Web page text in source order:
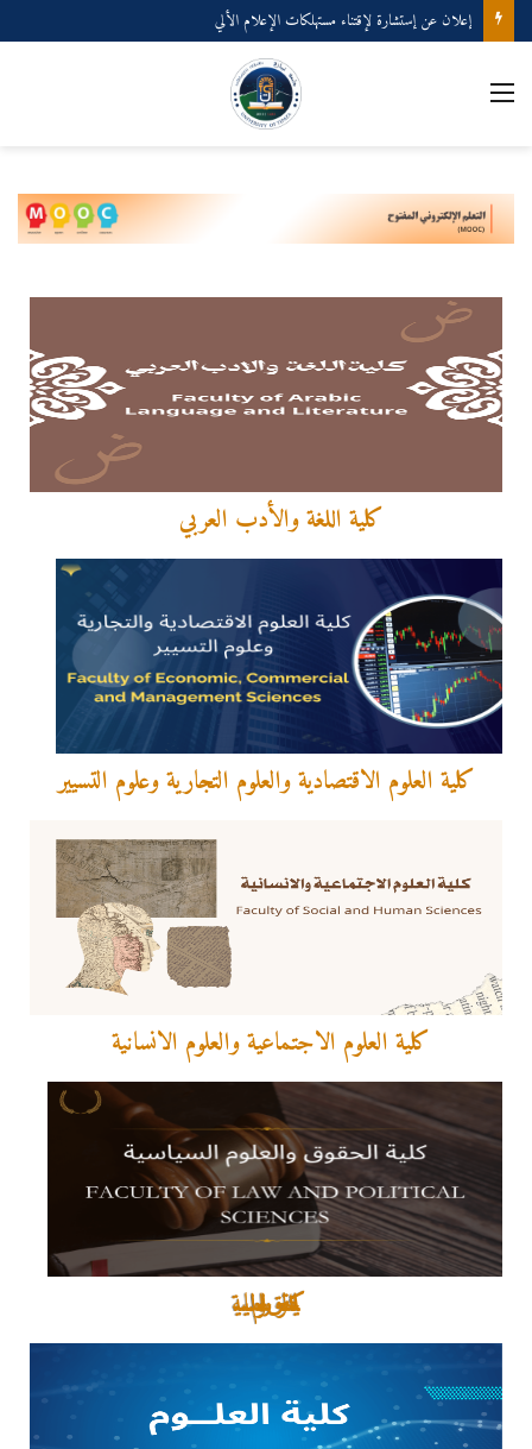
إعلان عن إستشارة لإقتناء مستهلكات الإعلام الألي
كلية اللغة والأدب العربي
كلية العلوم الاقتصادية والعلوم التجارية وعلوم التسيير
كلية العلوم الاجتماعية والعلوم الانسانية
كلية الحقوق و العلوم السياسية